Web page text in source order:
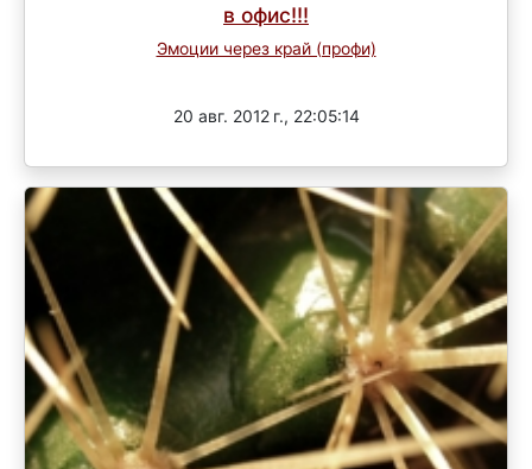
в офис!!!
Эмоции через край (профи)
20 авг. 2012 г., 22:05:14